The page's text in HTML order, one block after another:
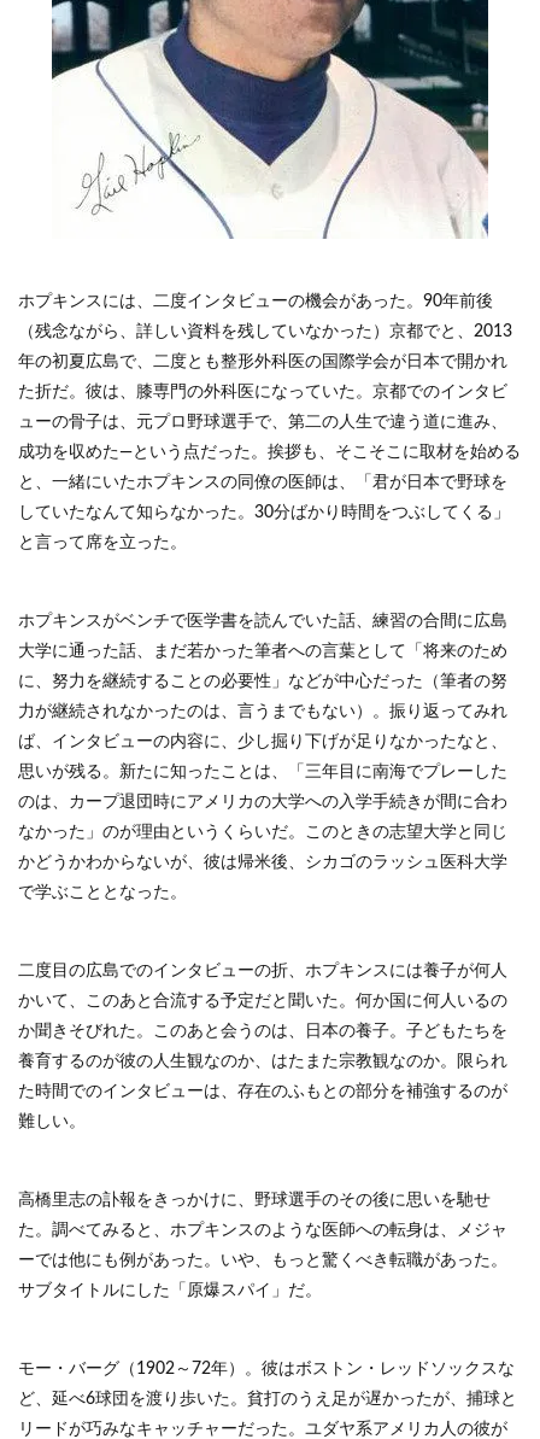
ホプキンスには、二度インタビューの機会があった。90年前後
（残念ながら、詳しい資料を残していなかった）京都でと、2013
年の初夏広島で、二度とも整形外科医の国際学会が日本で開かれ
た折だ。彼は、膝専門の外科医になっていた。京都でのインタビ
ューの骨子は、元プロ野球選手で、第二の人生で違う道に進み、
成功を収めた―という点だった。挨拶も、そこそこに取材を始める
と、一緒にいたホプキンスの同僚の医師は、「君が日本で野球を
していたなんて知らなかった。30分ばかり時間をつぶしてくる」
と言って席を立った。
ホプキンスがベンチで医学書を読んでいた話、練習の合間に広島
大学に通った話、まだ若かった筆者への言葉として「将来のため
に、努力を継続することの必要性」などが中心だった（筆者の努
力が継続されなかったのは、言うまでもない）。振り返ってみれ
ば、インタビューの内容に、少し掘り下げが足りなかったなと、
思いが残る。新たに知ったことは、「三年目に南海でプレーした
のは、カープ退団時にアメリカの大学への入学手続きが間に合わ
なかった」のが理由というくらいだ。このときの志望大学と同じ
かどうかわからないが、彼は帰米後、シカゴのラッシュ医科大学
で学ぶこととなった。
二度目の広島でのインタビューの折、ホプキンスには養子が何人
かいて、このあと合流する予定だと聞いた。何か国に何人いるの
か聞きそびれた。このあと会うのは、日本の養子。子どもたちを
養育するのが彼の人生観なのか、はたまた宗教観なのか。限られ
た時間でのインタビューは、存在のふもとの部分を補強するのが
難しい。
高橋里志の訃報をきっかけに、野球選手のその後に思いを馳せ
た。調べてみると、ホプキンスのような医師への転身は、メジャ
ーでは他にも例があった。いや、もっと驚くべき転職があった。
サブタイトルにした「原爆スパイ」だ。
モー・バーグ（1902～72年）。彼はボストン・レッドソックスな
ど、延べ6球団を渡り歩いた。貧打のうえ足が遅かったが、捕球と
リードが巧みなキャッチャーだった。ユダヤ系アメリカ人の彼が